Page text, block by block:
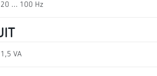
20 … 100 Hz
1,5 VA